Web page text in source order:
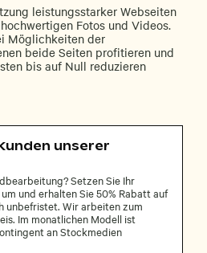
leistungsstarker Webseiten
Fotos und Videos.
Möglichkeiten der
beide Seiten profitieren und
bis auf Null reduzieren
unserer
Setzen Sie Ihr
und erhalten Sie 50% Rabatt auf
unbefristet. Wir arbeiten zum
Im monatlichen Modell ist
an Stockmedien